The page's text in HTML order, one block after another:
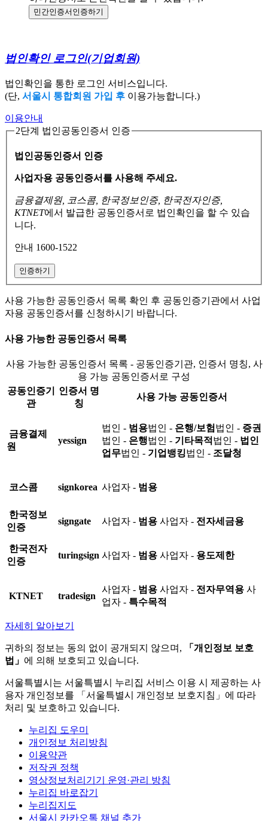
민간인증서 인증하기
법인확인 로그인(기업회원)
법인확인을 통한 로그인 서비스입니다.
(단, 서울시 통합회원 가입 후 이용가능합니다.)
이용안내
2단계 법인공동인증서 인증
법인공동인증서 인증
사업자용 공동인증서를 사용해 주세요.
금융결제원, 코스콤, 한국정보인증, 한국전자인증,
KTNET에서 발급한 공동인증서로 법인확인을 할 수 있습
니다.
안내 1600-1522
인증하기
사용 가능한 공동인증서 목록 확인 후 공동인증기관에서 사업
자용 공동인증서를 신청하시기 바랍니다.
사용 가능한 공동인증서 목록
사용 가능한 공동인증서 목록 - 공동인증기관, 인증서 명칭, 사
용 가능 공동인증서로 구성
공동인증기
관
인증서 명
칭
사용 가능 공동인증서
금융결제
원
yessign
법인 - 범용법인 - 은행/보험 법인 - 증권
법인 - 은행법인 - 기타목적 법인 - 법인
업무법인 - 기업뱅킹법인 - 조달청
코스콤 signkorea 사업자 - 범용
한국정보
인증
signgate 사업자 - 범용 사업자 - 전자세금용
한국전자
인증
turingsign 사업자 - 범용 사업자 - 용도제한
KTNET tradesign
사업자 - 범용 사업자 - 전자무역용 사
업자 - 특수목적
자세히 알아보기
귀하의 정보는 동의 없이 공개되지 않으며,
「개인정보 보호
법」 에 의해 보호되고 있습니다.
서울특별시는 서울특별시 누리집 서비스 이용 시 제공하는 사
용자 개인정보를 「서울특별시 개인정보 보호지침」에 따라
처리 및 보호하고 있습니다.
누리집 도우미
개인정보 처리방침
이용약관
저작권 정책
영상정보처리기기 운영·관리 방침
누리집 바로잡기
누리집지도
서울시 카카오톡 채널 추가